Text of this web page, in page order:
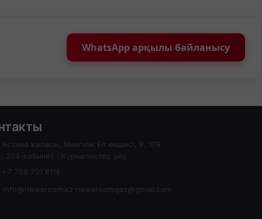
WhatsApp арқылы байланысу
Астана каласы, Менгілік Ел кешесі, 8, 17В
204-кабинет (Журналистер уйі)
+7 705 721 8114
info@newsroom.kz newsroomqaz@gmail.com